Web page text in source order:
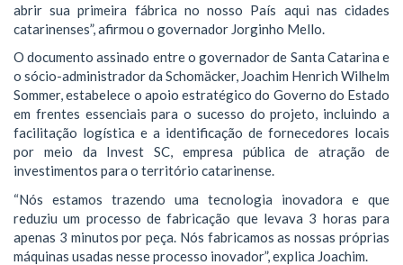
abrir sua primeira fábrica no nosso País aqui nas cidades
catarinenses”, afirmou o governador Jorginho Mello.
O documento assinado entre o governador de Santa Catarina e
o sócio-administrador da Schomäcker, Joachim Henrich Wilhelm
Sommer, estabelece o apoio estratégico do Governo do Estado
em frentes essenciais para o sucesso do projeto, incluindo a
facilitação logística e a identificação de fornecedores locais
por meio da Invest SC, empresa pública de atração de
investimentos para o território catarinense.
“Nós estamos trazendo uma tecnologia inovadora e que
reduziu um processo de fabricação que levava 3 horas para
apenas 3 minutos por peça. Nós fabricamos as nossas próprias
máquinas usadas nesse processo inovador”, explica Joachim.